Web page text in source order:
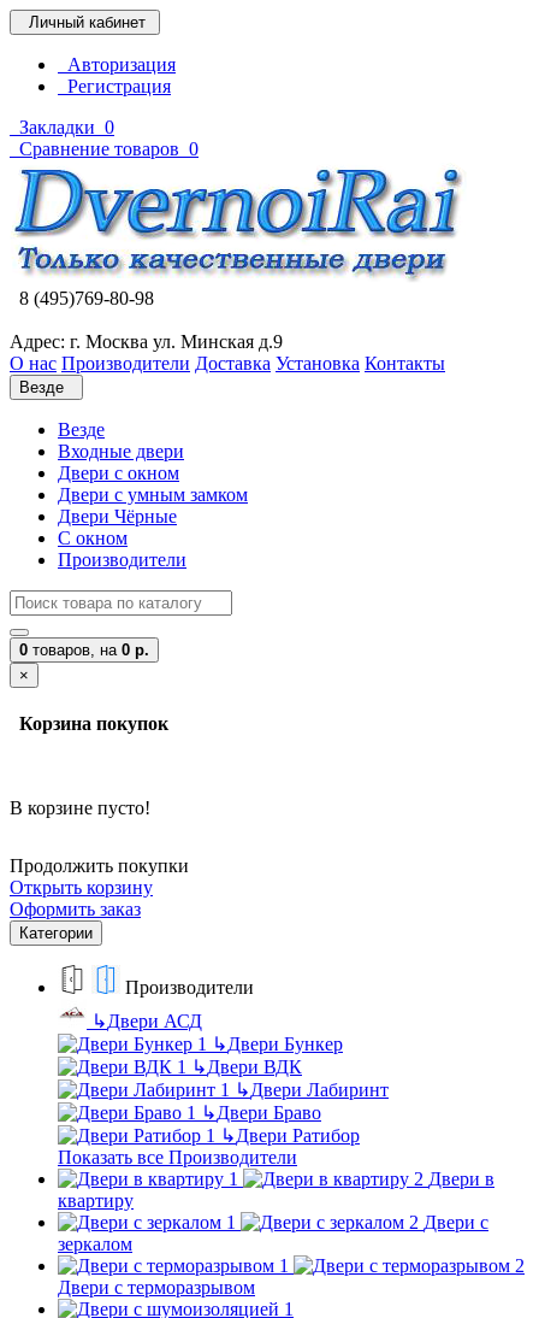
Личный кабинет
Авторизация
Регистрация
Закладки 0
Сравнение товаров 0
8 (495)769-80-98
Адрес: г. Москва ул. Минская д.9
О нас Производители Доставка Установка Контакты
Везде
Везде
Входные двери
Двери с окном
Двери с умным замком
Двери Чёрные
C окном
Производители
0 товаров, на 0 р.
×
Корзина покупок
В корзине пусто!
Продолжить покупки
Открыть корзину
Оформить заказ
Категории
Производители
↳Двери АСД
↳Двери Бункер
↳Двери ВДК
↳Двери Лабиринт
↳Двери Браво
↳Двери Ратибор
Показать все Производители
Двери в
квартиру
Двери с
зеркалом
Двери с терморазрывом